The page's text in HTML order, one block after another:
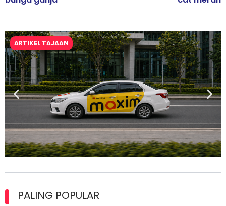
ARTIKEL TAJAAN
lesen separuh pertama 2026
PALING POPULAR